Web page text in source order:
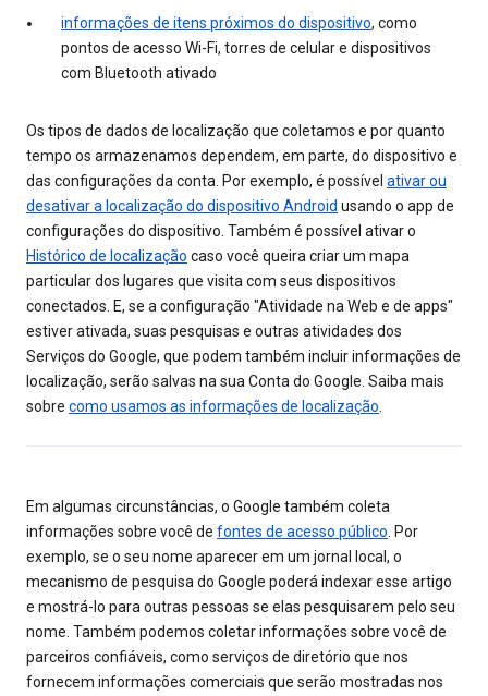
informações de itens próximos do dispositivo, como
pontos de acesso Wi-Fi, torres de celular e dispositivos
com Bluetooth ativado
Os tipos de dados de localização que coletamos e por quanto
tempo os armazenamos dependem, em parte, do dispositivo e
das configurações da conta. Por exemplo, é possível ativar ou
desativar a localização do dispositivo Android usando o app de
configurações do dispositivo. Também é possível ativar o
Histórico de localização caso você queira criar um mapa
particular dos lugares que visita com seus dispositivos
conectados. E, se a configuração "Atividade na Web e de apps"
estiver ativada, suas pesquisas e outras atividades dos
Serviços do Google, que podem também incluir informações de
localização, serão salvas na sua Conta do Google. Saiba mais
sobre como usamos as informações de localização.
Em algumas circunstâncias, o Google também coleta
informações sobre você de fontes de acesso público. Por
exemplo, se o seu nome aparecer em um jornal local, o
mecanismo de pesquisa do Google poderá indexar esse artigo
e mostrá-lo para outras pessoas se elas pesquisarem pelo seu
nome. Também podemos coletar informações sobre você de
parceiros confiáveis, como serviços de diretório que nos
fornecem informações comerciais que serão mostradas nos